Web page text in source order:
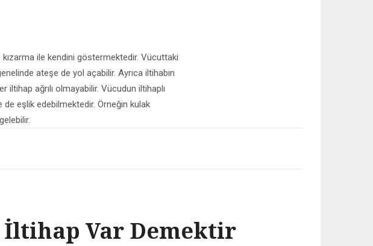
ile kendini göstermektedir. Vücuttaki
ateşe de yol açabilir. Ayrıca iltihabın
ağrılı olmayabilir. Vücudun iltihaplı
eşlik edebilmektedir. Örneğin kulak
Var Demektir